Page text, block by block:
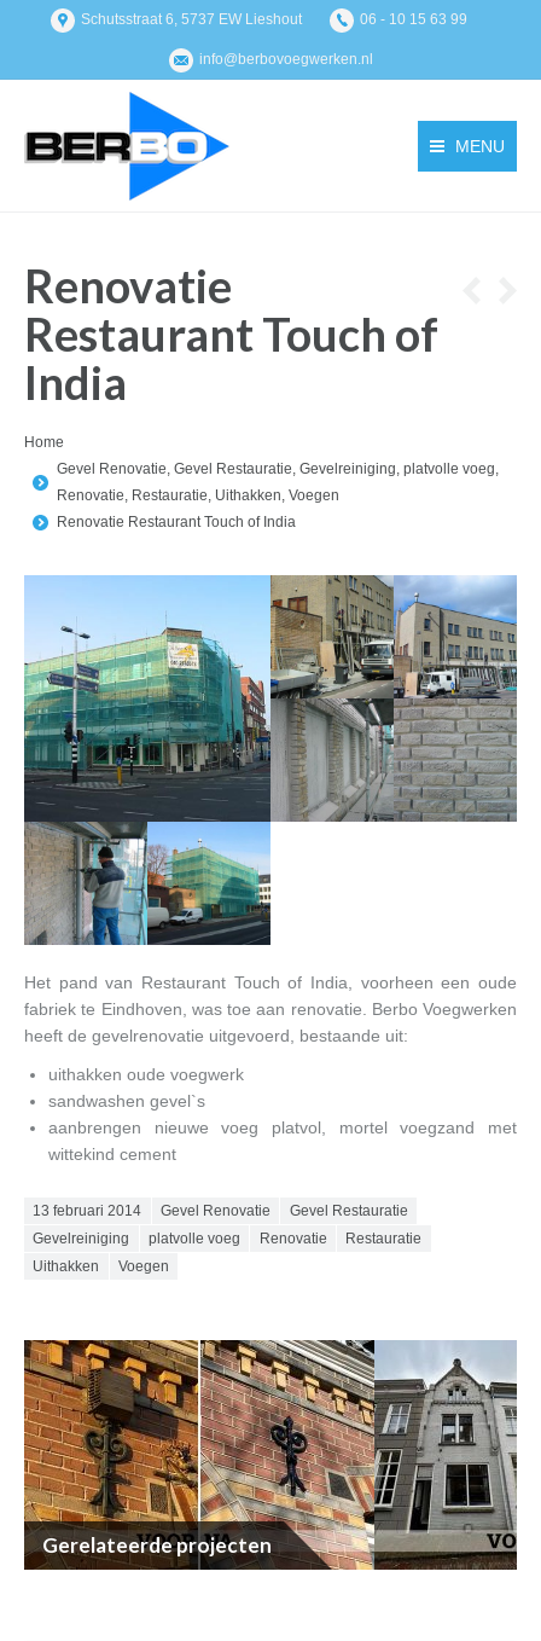
Schutsstraat 6, 5737 EW Lieshout 06 - 10 15 63 99
info@berbovoegwerken.nl
MENU
Renovatie
Restaurant Touch of
India
You are here:
Home
Gevel Renovatie, Gevel Restauratie, Gevelreiniging, platvolle voeg,
Renovatie, Restauratie, Uithakken, Voegen
Renovatie Restaurant Touch of India
Het pand van Restaurant Touch of India, voorheen een oude
fabriek te Eindhoven, was toe aan renovatie. Berbo Voegwerken
heeft de gevelrenovatie uitgevoerd, bestaande uit:
uithakken oude voegwerk
sandwashen gevel`s
aanbrengen nieuwe voeg platvol, mortel voegzand met
wittekind cement
Posted on
13 februari 2014 Gevel Renovatie
Gevel Restauratie
Gevelreiniging
platvolle voeg Renovatie
Restauratie
Uithakken
Voegen
Gerelateerde projecten